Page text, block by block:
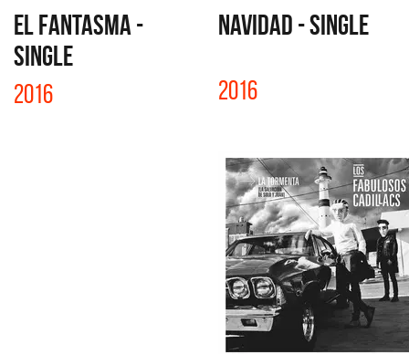
EL FANTASMA -
SINGLE
2016
NAVIDAD - SINGLE
2016